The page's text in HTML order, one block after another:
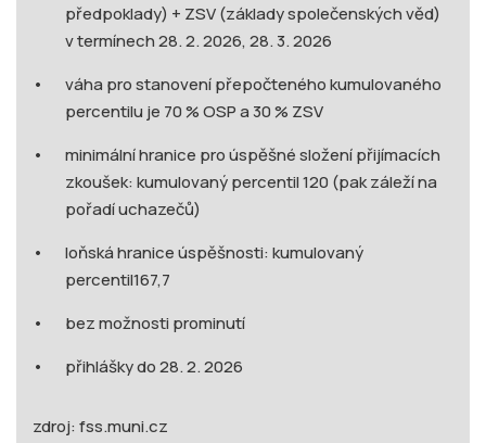
předpoklady) + ZSV (základy společenských věd)
v termínech 28. 2. 2026, 28. 3. 2026
váha pro stanovení přepočteného kumulovaného
percentilu je 70 % OSP a 30 % ZSV
minimální hranice pro úspěšné složení přijímacích
zkoušek: kumulovaný percentil 120 (pak záleží na
pořadí uchazečů)
loňská hranice úspěšnosti: kumulovaný
percentil167,7
bez možnosti prominutí
přihlášky do 28. 2. 2026
zdroj: fss.muni.cz